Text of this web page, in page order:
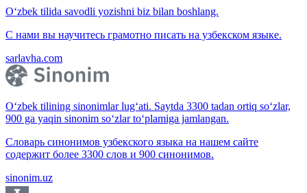
O‘zbek tilida savodli yozishni biz bilan boshlang.
С нами вы научитесь грамотно писать на узбекском языке.
sarlavha.com
O‘zbek tilining sinonimlar lug‘ati. Saytda 3300 tadan ortiq so‘zlar,
900 ga yaqin sinonim so‘zlar to‘plamiga jamlangan.
Словарь синонимов узбекского языка на нашем сайте
содержит более 3300 слов и 900 синонимов.
sinonim.uz